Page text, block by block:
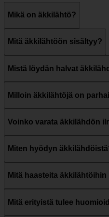
Mikä on äkkilähtö?
Mitä äkkilähtöön sisältyy?
Mistä löydän halvat
Milloin äkkilähtöjä on
Voinko varata äkkilähdön
Miten hyödyn
Mitä haasteita äkkilähtöihin
Mitä erityistä tulee